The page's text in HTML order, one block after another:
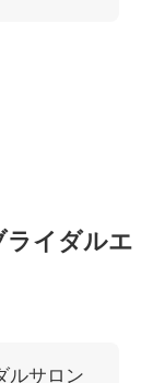
ライダルエ
ルサロン